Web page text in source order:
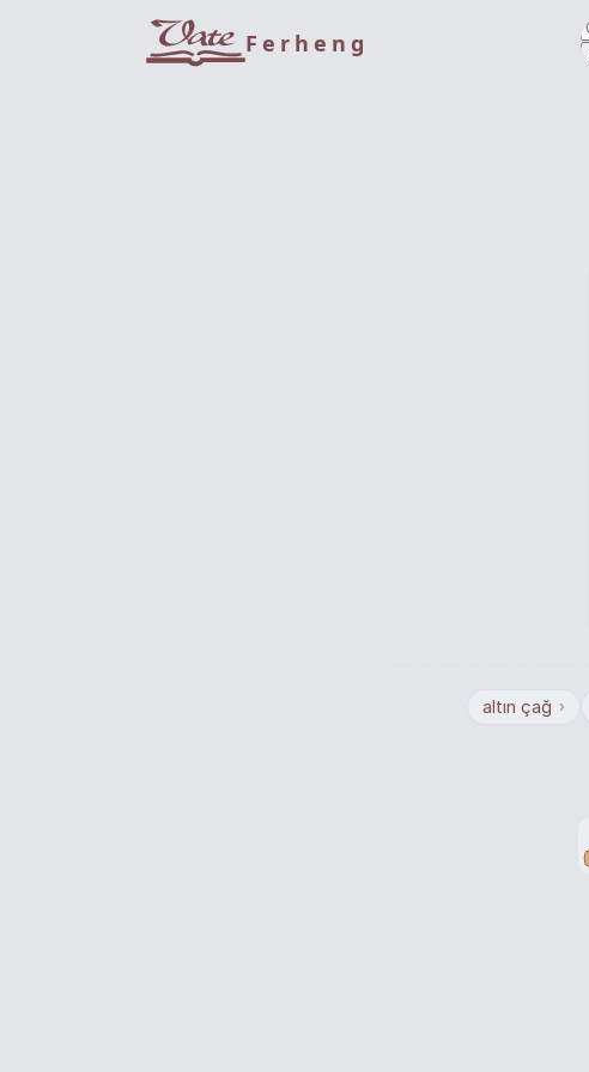
Ferheng
altın çağ ›